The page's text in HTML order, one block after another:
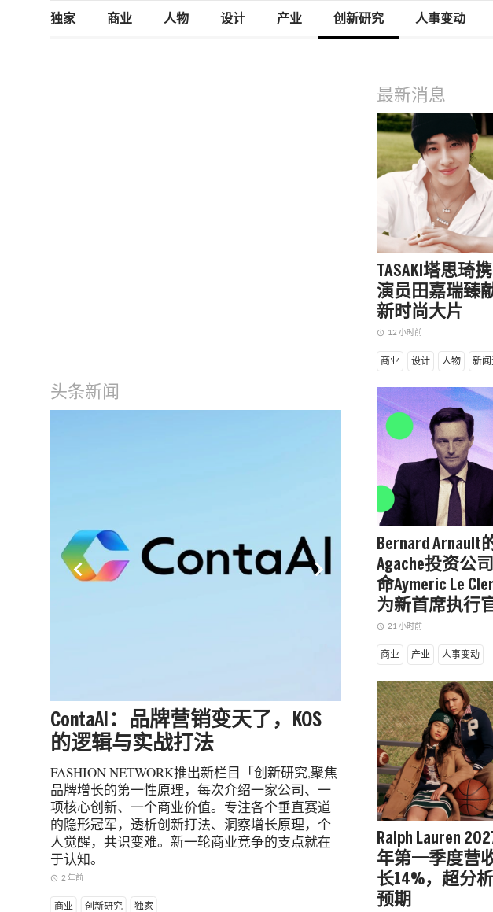
独家 商业 人物 设计 产业 创新研究 人事变动
头条新闻
keyboard_arrow_left keyboard_arrow_right
ContaAI：品牌营销变天了，KOS
的逻辑与实战打法
FASHION NETWORK推出新栏目「创新研究,聚焦
品牌增长的第一性原理，每次介绍一家公司、一
项核心创新、一个商业价值。专注各个垂直赛道
的隐形冠军，透析创新打法、洞察增长原理，个
人觉醒，共识变难。新一轮商业竞争的支点就在
于认知。
access_time 2 年前
商业 创新研究 独家
BAYESTONE
说明，为什
一家能活下去
FASHION
聚焦品牌增长的第
司、一项核心创新
直赛道的隐形冠军
理，个人觉醒，共
点就在于认知。
2 年前
最新消息
TASAKI塔思琦
演员田嘉瑞臻
新时尚大片
access_time 12 小时前
商业 设计 人物 新
Bernard Arnault
Agache投资公
命Aymeric Le
为新首席执行
access_time 21 小时前
商业 产业 人事变动
Ralph Lauren
年第一季度营
长14%，超分
预期
牌与
的破壁
火，AI正
下的中国经
AI如何改
播影响力
国[创新研
驱动的科
准」，基
发明“品
型CHIPS-
王凡展开
人与AI正
决策的话
access_time 1 年前
服装服饰 商